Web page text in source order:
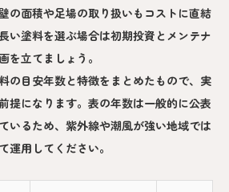
の面積や足場の取り扱いもコストに直結
い塗料を選ぶ場合は初期投資とメンテナ
を立てましょう。
の目安年数と特徴をまとめたもので、実
提になります。表の年数は一般的に公表
いるため、紫外線や潮風が強い地域では
運用してください。